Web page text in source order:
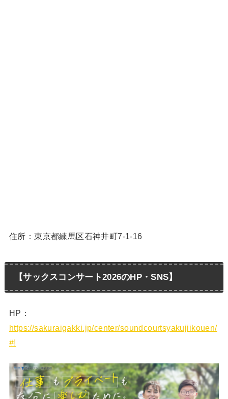
住所：東京都練馬区石神井町7-1-16
【サックスコンサート2026のHP・SNS】
HP：
https://sakuraigakki.jp/center/soundcourtsyakujiikouen/
#!